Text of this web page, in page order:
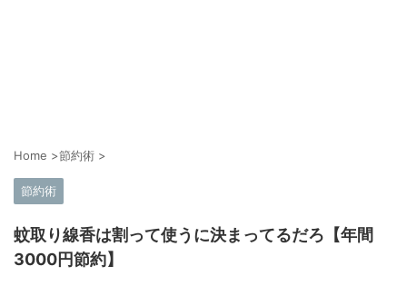
Home >節約術 >
節約術
蚊取り線香は割って使うに決まってるだろ【年間
3000円節約】